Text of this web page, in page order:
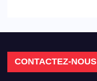
CONTACTEZ-NOUS